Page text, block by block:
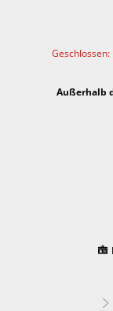
Klicken, um
Geschlossen:
Außerhalb